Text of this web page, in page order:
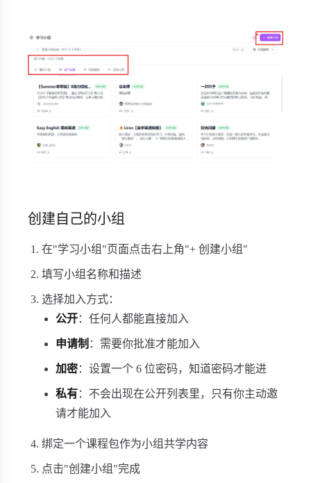
创建自己的小组
在"学习小组"页面点击右上角"+ 创建小组"
填写小组名称和描述
选择加入方式：
公开：任何人都能直接加入
申请制 ：需要你批准才能加入
加密：设置一个 6 位密码，知道密码才能进
私有：不会出现在公开列表里，只有你主动邀
请才能加入
绑定一个课程包作为小组共学内容
点击"创建小组"完成